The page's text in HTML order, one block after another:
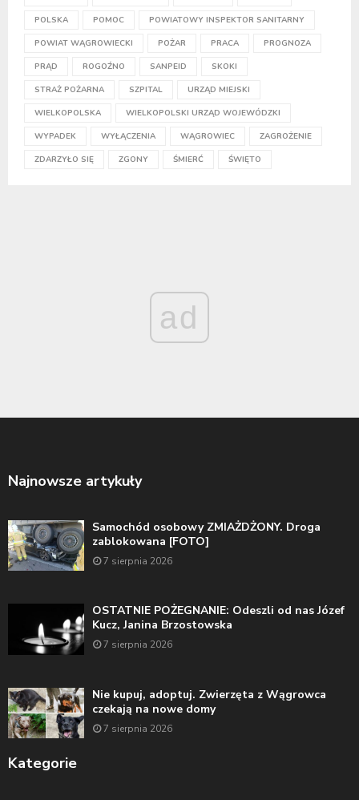
POLSKA POMOC POWIATOWY INSPEKTOR SANITARNY
POWIAT WĄGROWIECKI POŻAR PRACA PROGNOZA
PRĄD ROGOŹNO SANPEID SKOKI
STRAŻ POŻARNA SZPITAL URZĄD MIEJSKI
WIELKOPOLSKA WIELKOPOLSKI URZĄD WOJEWÓDZKI
WYPADEK WYŁĄCZENIA WĄGROWIEC ZAGROŻENIE
ZDARZYŁO SIĘ ZGONY ŚMIERĆ ŚWIĘTO
ad
Najnowsze artykuły
Samochód osobowy ZMIAŻDŻONY. Droga
zablokowana [FOTO]
7 sierpnia 2026
OSTATNIE POŻEGNANIE: Odeszli od nas Józef
Kucz, Janina Brzostowska
7 sierpnia 2026
Nie kupuj, adoptuj. Zwierzęta z Wągrowca
czekają na nowe domy
7 sierpnia 2026
Kategorie